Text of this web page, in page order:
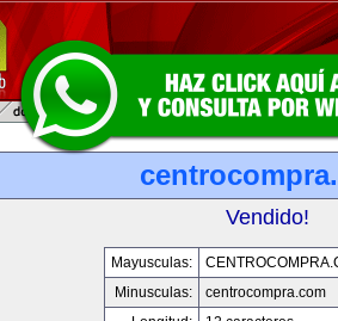
Vendido!
Mayusculas:
Minusculas:
centrocompra.com